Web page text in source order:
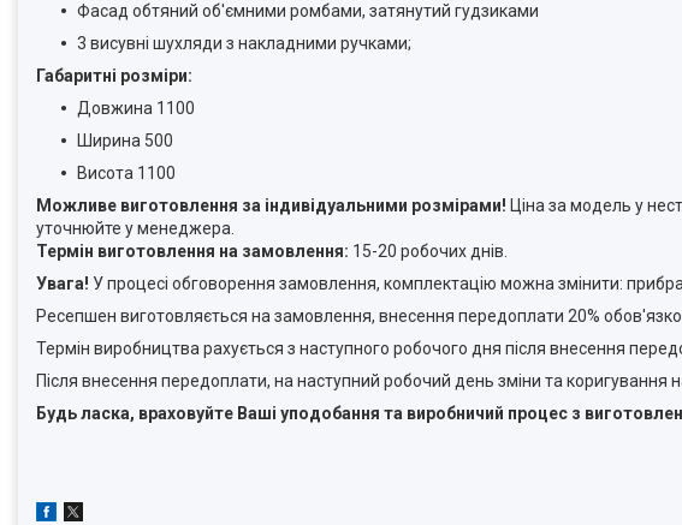
Фасад обтяний об'ємними ромбами, затянутий гудзиками
3 висувні шухляди з накладними ручками;
Габаритні розміри:
Довжина 1100
Ширина 500
Висота 1100
Можливе виготовлення за індивідуальними розмірами! Ціна за модель у
уточнюйте у менеджера.
Термін виготовлення на замовлення: 15-20 робочих днів.
Увага! У процесі обговорення замовлення, комплектацію можна змінити:
Ресепшен виготовляється на замовлення, внесення передоплати 20%
Термін виробництва рахується з наступного робочого дня після внесення
Після внесення передоплати, на наступний робочий день зміни та
Будь ласка, враховуйте Ваші уподобання та виробничий процес з